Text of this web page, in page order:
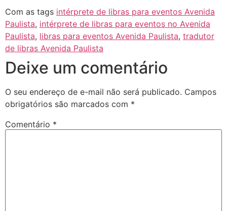
Com as tags intérprete de libras para eventos Avenida
Paulista, intérprete de libras para eventos no Avenida
Paulista, libras para eventos Avenida Paulista, tradutor
de libras Avenida Paulista
Deixe um comentário
O seu endereço de e-mail não será publicado. Campos
obrigatórios são marcados com *
Comentário *